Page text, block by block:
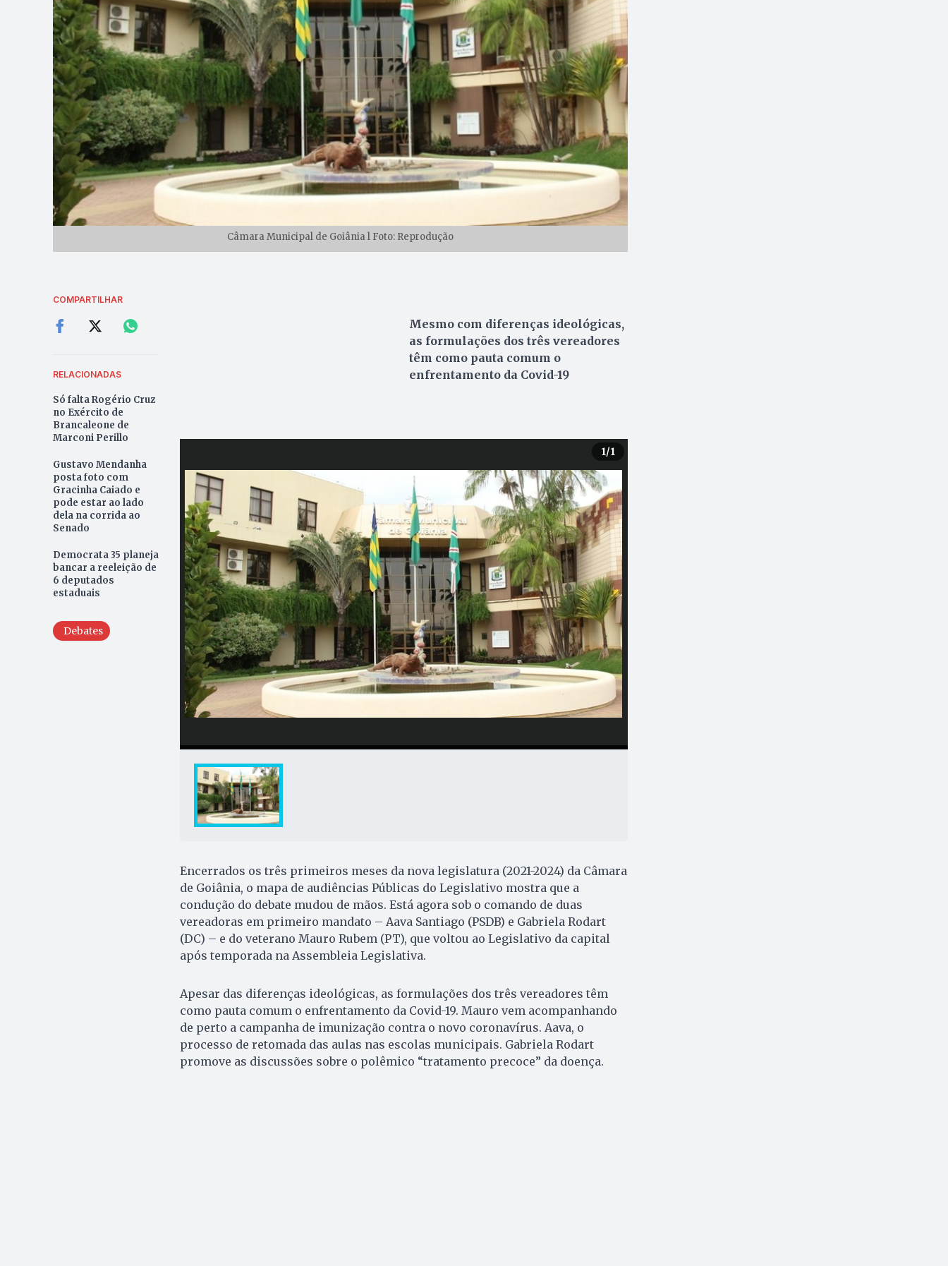
Câmara Municipal de Goiânia l Foto: Reprodução
COMPARTILHAR
RELACIONADAS
Só falta Rogério Cruz
no Exército de
Brancaleone de
Marconi Perillo
Gustavo Mendanha
posta foto com
Gracinha Caiado e
pode estar ao lado
dela na corrida ao
Senado
Democrata 35 planeja
bancar a reeleição de
6 deputados
estaduais
Debates
Mesmo com diferenças ideológicas,
as formulações dos três vereadores
têm como pauta comum o
enfrentamento da Covid-19
1/1
Encerrados os três primeiros meses da nova legislatura (2021-2024) da Câmara
de Goiânia, o mapa de audiências Públicas do Legislativo mostra que a
condução do debate mudou de mãos. Está agora sob o comando de duas
vereadoras em primeiro mandato – Aava Santiago (PSDB) e Gabriela Rodart
(DC) – e do veterano Mauro Rubem (PT), que voltou ao Legislativo da capital
após temporada na Assembleia Legislativa.
Apesar das diferenças ideológicas, as formulações dos três vereadores têm
como pauta comum o enfrentamento da Covid-19. Mauro vem acompanhando
de perto a campanha de imunização contra o novo coronavírus. Aava, o
processo de retomada das aulas nas escolas municipais. Gabriela Rodart
promove as discussões sobre o polêmico “tratamento precoce” da doença.